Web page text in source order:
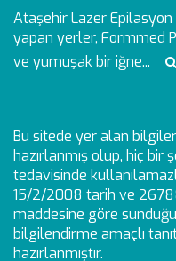
Ataşehir Lazer Epilasyon
yapan yerler, Formmed
ve yumuşak bir iğne...
Bu sitede yer alan
hazırlanmış olup, hiç bir
tedavisinde
15/2/2008 tarih ve
maddesine göre
bilgilendirme amaçlı
hazırlanmıştır.